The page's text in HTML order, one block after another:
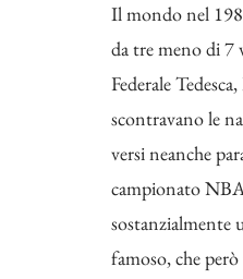
Il mondo nel
da tre meno di 7
Federale
scontravano le
versi neanche
campionato
sostanzialmente
famoso, che